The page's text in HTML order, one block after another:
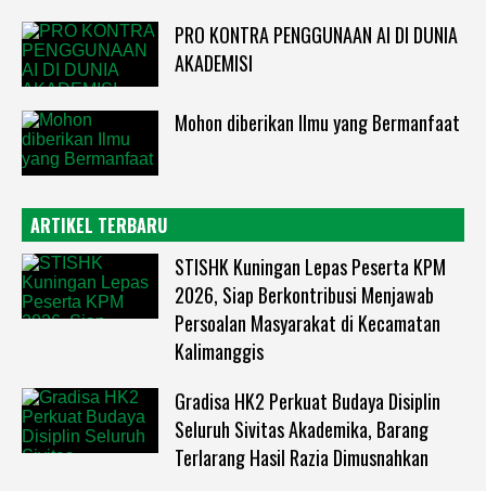
PRO KONTRA PENGGUNAAN AI DI DUNIA
AKADEMISI
Mohon diberikan Ilmu yang Bermanfaat
ARTIKEL TERBARU
STISHK Kuningan Lepas Peserta KPM
2026, Siap Berkontribusi Menjawab
Persoalan Masyarakat di Kecamatan
Kalimanggis
Gradisa HK2 Perkuat Budaya Disiplin
Seluruh Sivitas Akademika, Barang
Terlarang Hasil Razia Dimusnahkan